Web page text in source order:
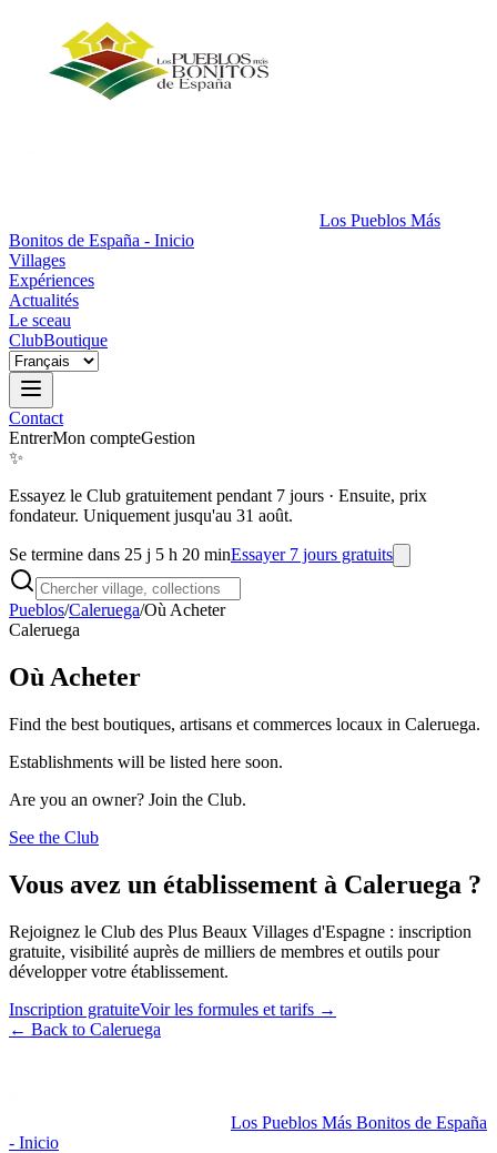
Los Pueblos Más
Bonitos de España - Inicio
Villages
Expériences
Actualités
Le sceau
ClubBoutique
Contact
EntrerMon compteGestion
✨
Essayez le Club gratuitement pendant 7 jours · Ensuite, prix
fondateur. Uniquement jusqu'au 31 août.
Se termine dans 25 j 5 h 20 minEssayer 7 jours gratuits
Pueblos/Caleruega/Où Acheter
Caleruega
Où Acheter
Find the best boutiques, artisans et commerces locaux in Caleruega.
Establishments will be listed here soon.
Are you an owner? Join the Club.
See the Club
Vous avez un établissement à Caleruega ?
Rejoignez le Club des Plus Beaux Villages d'Espagne : inscription
gratuite, visibilité auprès de milliers de membres et outils pour
développer votre établissement.
Inscription gratuiteVoir les formules et tarifs →
← Back to Caleruega
Los Pueblos Más Bonitos de España
- Inicio